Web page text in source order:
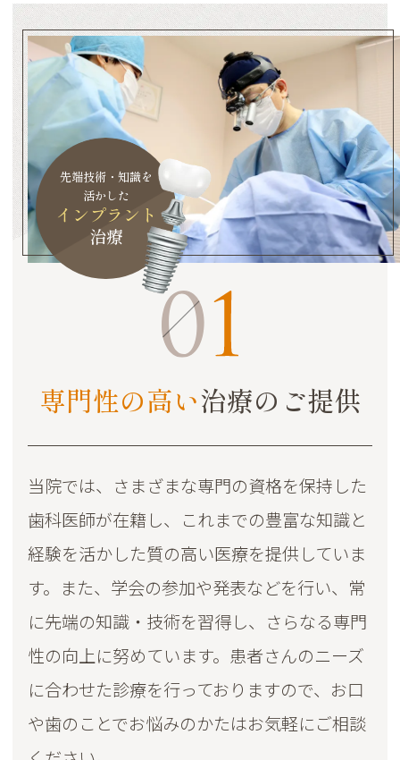
先端技術・知識を
活かした
インプラント
治療
専門性の高い 治療のご提供
当院では、さまざまな専門の資格を保持した
歯科医師が在籍し、これまでの豊富な知識と
経験を活かした質の高い医療を提供していま
す。また、学会の参加や発表などを行い、常
に先端の知識・技術を習得し、さらなる専門
性の向上に努めています。患者さんのニーズ
に合わせた診療を行っておりますので、お口
や歯のことでお悩みのかたはお気軽にご相談